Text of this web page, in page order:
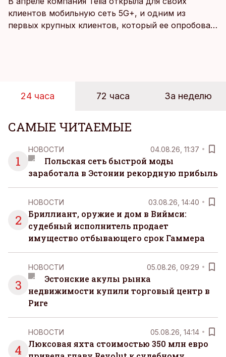
клиентов мобильную сеть 5G+, и одним из
первых крупных клиентов, который ее опробовал,
24 часа 72 часа За неделю
САМЫЕ ЧИТАЕМЫЕ
1
НОВОСТИ 04.08.26, 11:37
Польская сеть быстрой моды
заработала в Эстонии рекордную прибыль
2
НОВОСТИ 03.08.26, 14:40
Бриллиант, оружие и дом в Виймси:
судебный исполнитель продает
имущество отбывающего срок Гаммера
3
НОВОСТИ 05.08.26, 09:29
Эстонские акулы рынка
недвижимости купили торговый центр в
Риге
4
НОВОСТИ 05.08.26, 14:14
Люксовая яхта стоимостью 350 млн евро